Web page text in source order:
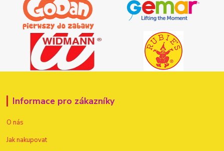
Informace pro zákazníky
O nás
Jak nakupovat